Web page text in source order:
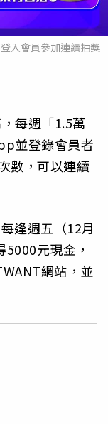
入會員參加連續抽獎
每週「1.5萬
並登錄會員者
數，可以連續
逢週五（12月
元現金，
網站，並